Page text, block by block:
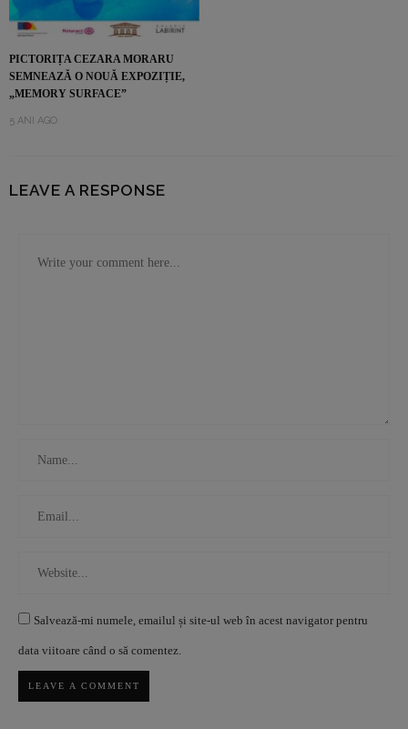
PICTORIȚA CEZARA MORARU
SEMNEAZĂ O NOUĂ EXPOZIȚIE,
„MEMORY SURFACE”
5 ANI AGO
LEAVE A RESPONSE
Salvează-mi numele, emailul și site-ul web în acest navigator pentru
data viitoare când o să comentez.